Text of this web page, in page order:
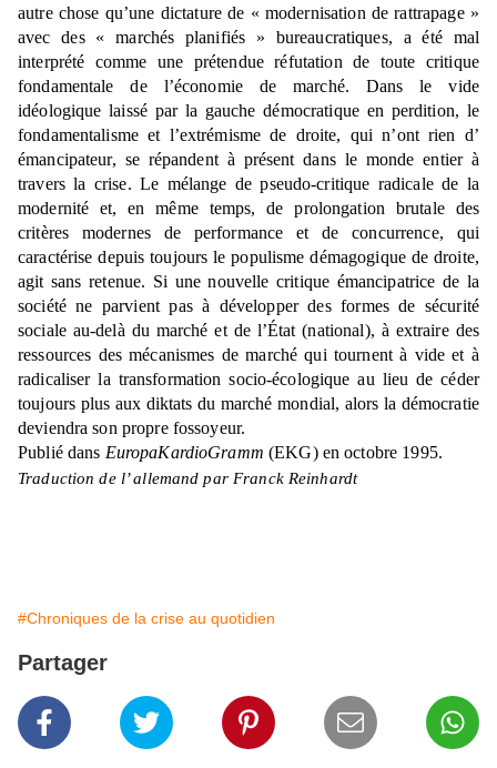
autre chose qu’une dictature de « modernisation de rattrapage »
avec des « marchés planifiés » bureaucratiques, a été mal
interprété comme une prétendue réfutation de toute critique
fondamentale de l’économie de marché. Dans le vide
idéologique laissé par la gauche démocratique en perdition, le
fondamentalisme et l’extrémisme de droite, qui n’ont rien d’
émancipateur, se répandent à présent dans le monde entier à
travers la crise. Le mélange de pseudo-critique radicale de la
modernité et, en même temps, de prolongation brutale des
critères modernes de performance et de concurrence, qui
caractérise depuis toujours le populisme démagogique de droite,
agit sans retenue. Si une nouvelle critique émancipatrice de la
société ne parvient pas à développer des formes de sécurité
sociale au-delà du marché et de l’État (national), à extraire des
ressources des mécanismes de marché qui tournent à vide et à
radicaliser la transformation socio-écologique au lieu de céder
toujours plus aux diktats du marché mondial, alors la démocratie
deviendra son propre fossoyeur.
Publié dans EuropaKardioGramm(EKG) en octobre 1995.
Traduction de l’ allemand par Franck Reinhardt
#Chroniques de la crise au quotidien
Partager